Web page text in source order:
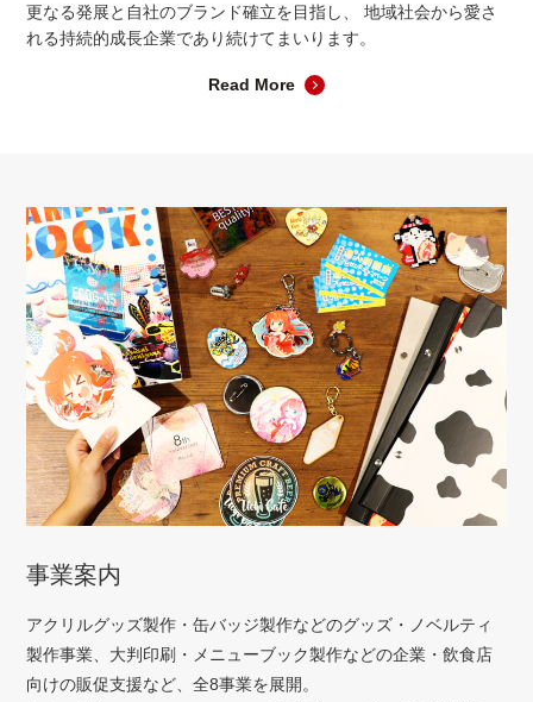
更なる発展と自社のブランド確立を目指し、
地域社会から愛さ
れる持続的成長企業であり続けてまいります。
Read More
事業案内
アクリルグッズ製作・缶バッジ製作などのグッズ・ノベルティ
製作事業、大判印刷・メニューブック製作などの企業・飲食店
向けの販促支援など、全8事業を展開。